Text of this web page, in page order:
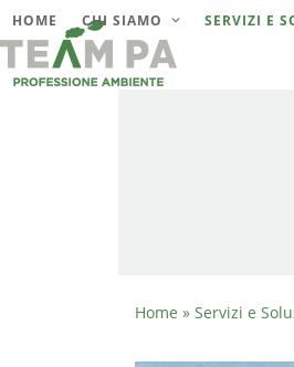
Skip
to
content
HOME CHI SIAMO SERVIZI E
Home » Servizi e